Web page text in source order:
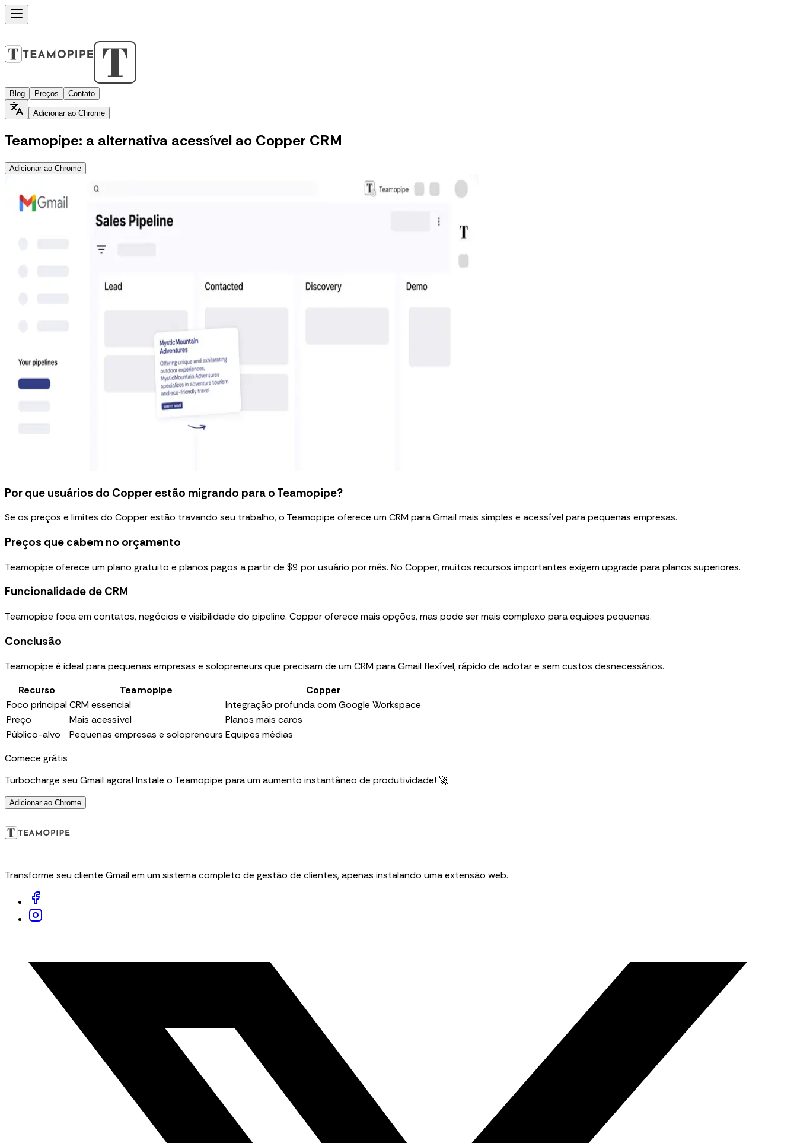
Blog Preços Contato
Adicionar ao Chrome
Teamopipe: a alternativa acessível ao Copper CRM
Adicionar ao Chrome
Por que usuários do Copper estão migrando para o Teamopipe?
Se os preços e limites do Copper estão travando seu trabalho, o Teamopipe oferece um CRM para Gmail mais simples e acessível para pequenas empresas.
Preços que cabem no orçamento
Teamopipe oferece um plano gratuito e planos pagos a partir de $9 por usuário por mês. No Copper, muitos recursos importantes exigem upgrade para planos superiores.
Funcionalidade de CRM
Teamopipe foca em contatos, negócios e visibilidade do pipeline. Copper oferece mais opções, mas pode ser mais complexo para equipes pequenas.
Conclusão
Teamopipe é ideal para pequenas empresas e solopreneurs que precisam de um CRM para Gmail flexível, rápido de adotar e sem custos desnecessários.
Recurso
Teamopipe
Copper
Foco principalCRM essencial
Integração profunda com Google Workspace
Preço
Mais acessível
Planos mais caros
Público-alvo
Pequenas empresas e solopreneurs Equipes médias
Comece grátis
Turbocharge seu Gmail agora! Instale o Teamopipe para um aumento instantâneo de produtividade! 🚀
Adicionar ao Chrome
Transforme seu cliente Gmail em um sistema completo de gestão de clientes, apenas instalando uma extensão web.